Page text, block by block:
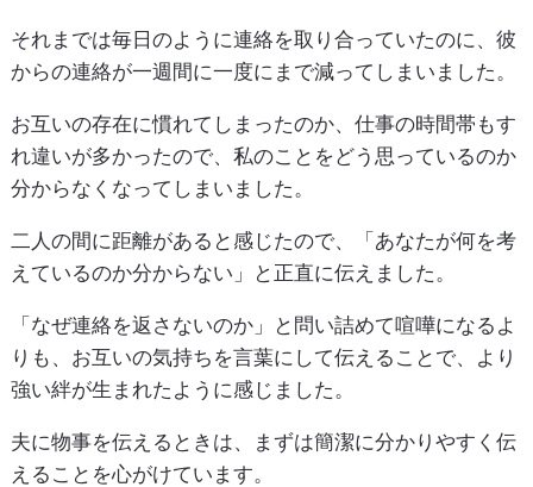
それまでは毎日のように連絡を取り合っていたのに、彼
からの連絡が一週間に一度にまで減ってしまいました。
お互いの存在に慣れてしまったのか、仕事の時間帯もす
れ違いが多かったので、私のことをどう思っているのか
分からなくなってしまいました。
二人の間に距離があると感じたので、「あなたが何を考
えているのか分からない」と正直に伝えました。
「なぜ連絡を返さないのか」と問い詰めて喧嘩になるよ
りも、お互いの気持ちを言葉にして伝えることで、より
強い絆が生まれたように感じました。
夫に物事を伝えるときは、まずは簡潔に分かりやすく伝
えることを心がけています。